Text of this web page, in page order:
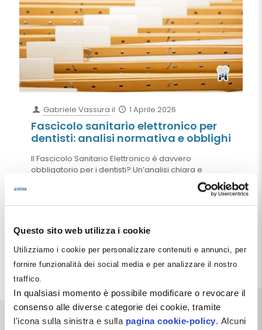
Questo sito web utilizza i cookie
Utilizziamo i cookie per personalizzare contenuti e annunci, per
fornire funzionalità dei social media e per analizzare il nostro
traffico.
In qualsiasi momento è possibile modificare o revocare il
consenso alle diverse categorie dei cookie, tramite
l'icona sulla sinistra e sulla pagina cookie-policy . Alcuni
Gabriele Vassura il 1 Aprile 2026
Fascicolo sanitario elettronico per
dentisti: analisi normativa e obblighi
Il Fascicolo Sanitario Elettronico è davvero
obbligatorio per i dentisti? Un’analisi chiara e
completa della normativa mostra che l’obbligo
esiste anche per il privato, ma riguarda solo
devono essere trasmessi, quali no e quali sono oggi
i rischi concreti per lo studio odontoiatrico.
Leggi tutto